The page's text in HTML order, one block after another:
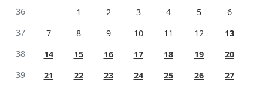
36
1 2 3 4 5
6
37
7 8 9 10 11 12
13
38
14 15 16 17 18 19
20
39
21 22 23 24 25 26
27